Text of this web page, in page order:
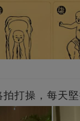
打操，每天